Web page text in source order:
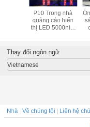
P10 Trong nhà
quảng cáo hiển
thị LED 5000nits
Thay đổi ngôn ngữ
Vietnamese
Nhà Về chúng tôi Liên hệ